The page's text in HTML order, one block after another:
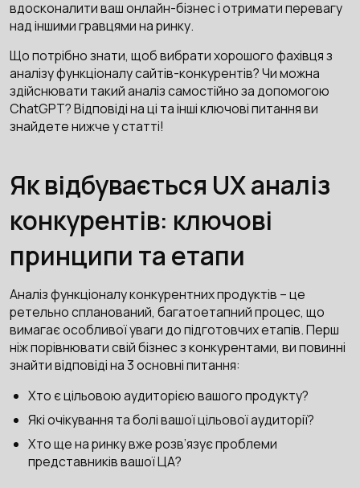
вдосконалити ваш онлайн-бізнес і отримати перевагу
над іншими гравцями на ринку.
Що потрібно знати, щоб вибрати хорошого фахівця з
аналізу функціоналу сайтів-конкурентів? Чи можна
здійснювати такий аналіз самостійно за допомогою
ChatGPT? Відповіді на ці та інші ключові питання ви
знайдете нижче у статті!
Як відбувається UX аналіз
конкурентів: ключові
принципи та етапи
Аналіз функціоналу конкурентних продуктів – це
ретельно спланований, багатоетапний процес, що
вимагає особливої уваги до підготовчих етапів. Перш
ніж порівнювати свій бізнес з конкурентами, ви повинні
знайти відповіді на 3 основні питання:
Хто є цільовою аудиторією вашого продукту?
Які очікування та болі вашої цільової аудиторії?
Хто ще на ринку вже розв’язує проблеми
представників вашої ЦА?